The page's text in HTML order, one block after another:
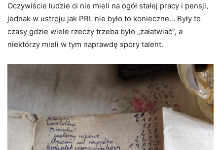
Oczywiście ludzie ci nie mieli na ogół stałej pracy i pensji,
jednak w ustroju jak PRL nie było to konieczne… Były to
czasy gdzie wiele rzeczy trzeba było „załatwiać”, a
niektórzy mieli w tym naprawdę spory talent.